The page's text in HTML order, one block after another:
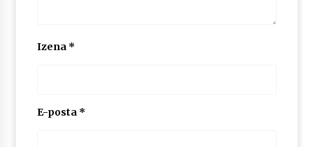
Izena *
E-posta *